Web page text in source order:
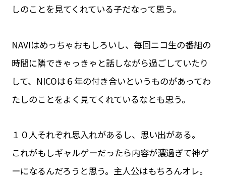
しのことを見てくれている子だなって思う。
NAVIはめっちゃおもしろいし、毎回ニコ生の番組の
時間に隣できゃっきゃと話しながら過ごしていたり
して、NICOは６年の付き合いというものがあってわ
たしのことをよく見てくれているなとも思う。
１０人それぞれ思入れがあるし、思い出がある。
これがもしギャルゲーだったら内容が濃過ぎて神ゲ
ーになるんだろうと思う。主人公はもちろんオレ。